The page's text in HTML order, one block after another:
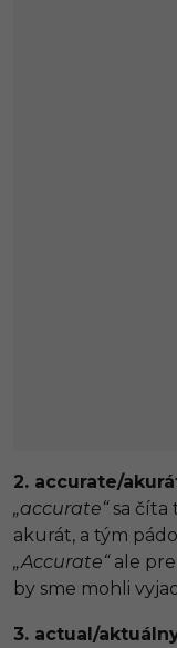
2. accurate/
„accurate“ sa číta
akurát, a tým
„Accurate“ ale
by sme mohli
3. actual/